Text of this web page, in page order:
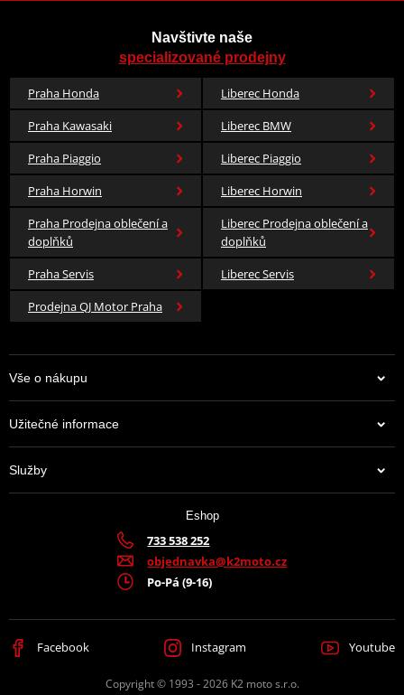
Navštivte naše
specializované prodejny
Praha Honda
Liberec Honda
Praha Kawasaki
Liberec BMW
Praha Piaggio
Liberec Piaggio
Praha Horwin
Liberec Horwin
Praha Prodejna oblečení a
doplňků
Liberec Prodejna oblečení a
doplňků
Praha Servis
Liberec Servis
Prodejna QJ Motor Praha
Vše o nákupu
Užitečné informace
Služby
Eshop
733 538 252
objednavka@k2moto.cz
Po-Pá (9-16)
Facebook Instagram Youtube
Copyright © 1993 - 2026 K2 moto s.r.o.